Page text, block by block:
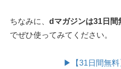
ちなみに、 dマガジンは31日間
でぜひ使ってみてください。
▶【31日間無料